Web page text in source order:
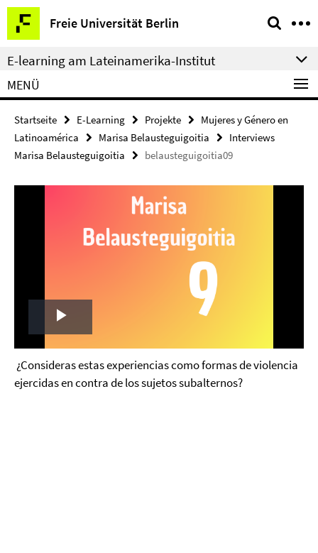
Springe
direkt
zu
Inhalt
Freie Universität Berlin
Service-
Navigation
E-learning am Lateinamerika-Institut
MENÜ
Startseite E-Learning Projekte
Mujeres y Género en
Latinoamérica
Marisa Belausteguigoitia
Interviews
Marisa Belausteguigoitia
belausteguigoitia09
Play
Video
¿Consideras estas experiencias como formas de violencia
ejercidas en contra de los sujetos subalternos?